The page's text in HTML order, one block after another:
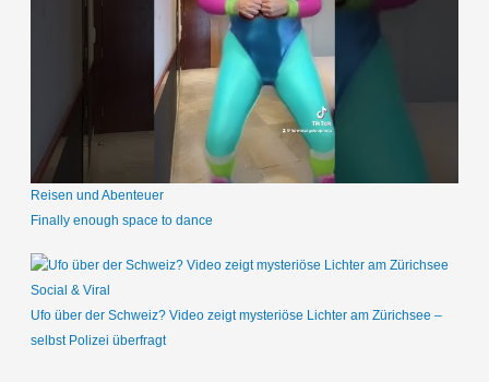
Reisen und Abenteuer
Finally enough space to dance
Social & Viral
Ufo über der Schweiz? Video zeigt mysteriöse Lichter am Zürichsee –
selbst Polizei überfragt